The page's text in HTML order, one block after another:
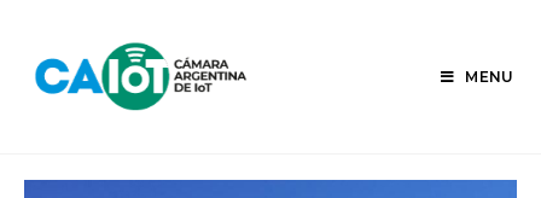
content
MENU